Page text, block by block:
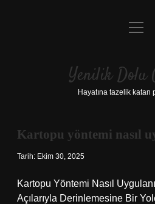
Anasayfa
Yasal
Yenilik Dolu
Hayatına tazelik katan
Kartopu yöntemi nasıl
Tarih: Ekim 30, 2025
Kartopu Yöntemi Nasıl
Açılarıyla Derinlemesine Bir